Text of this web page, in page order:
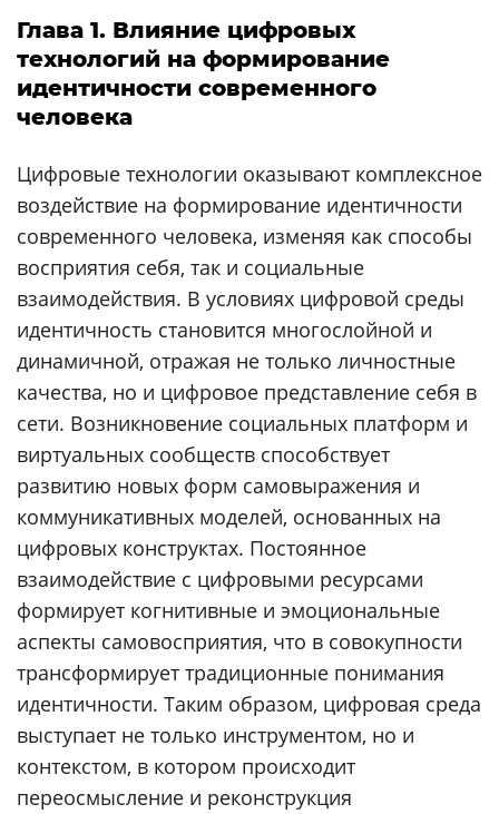
Глава 1. Влияние цифровых
технологий на формирование
идентичности современного
человека
Цифровые технологии оказывают комплексное
воздействие на формирование идентичности
современного человека, изменяя как способы
восприятия себя, так и социальные
взаимодействия. В условиях цифровой среды
идентичность становится многослойной и
динамичной, отражая не только личностные
качества, но и цифровое представление себя в
сети. Возникновение социальных платформ и
виртуальных сообществ способствует
развитию новых форм самовыражения и
коммуникативных моделей, основанных на
цифровых конструктах. Постоянное
взаимодействие с цифровыми ресурсами
формирует когнитивные и эмоциональные
аспекты самовосприятия, что в совокупности
трансформирует традиционные понимания
идентичности. Таким образом, цифровая среда
выступает не только инструментом, но и
контекстом, в котором происходит
переосмысление и реконструкция